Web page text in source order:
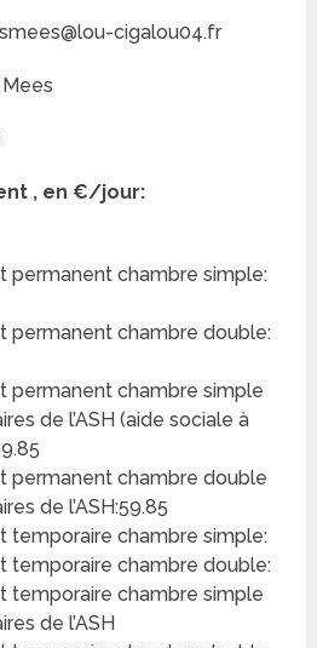
cigalou04.fr
, en €/jour:
permanent chambre simple:
permanent chambre double:
permanent chambre simple
de l’ASH (aide sociale à
permanent chambre double
de l’ASH:59.85
temporaire chambre simple:
temporaire chambre double:
temporaire chambre simple
de l’ASH